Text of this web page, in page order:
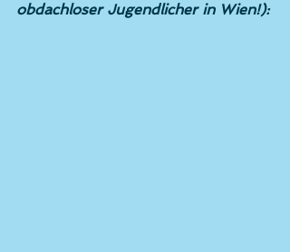
obdachloser Jugendlicher in Wien!):